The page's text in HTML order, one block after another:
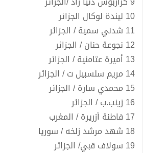
10 ليندة لوكال الجزائر
11 شدني سمية / الجزائر
12 نجوعة حنان / الجزائر
13 أميرة عتامنية / الجزائر
14 مريم سلسبيل ت / الجزائر
15 محمدي سارة / الجزائر
16 زينب.ب / الجزائر
17 فاطنة أزريرة / المغرب
18 شهد مرشد زلخه / سوريا
19 سولاف قبي/ الجزائر